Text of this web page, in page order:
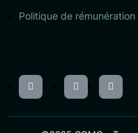
Politique de rémunération